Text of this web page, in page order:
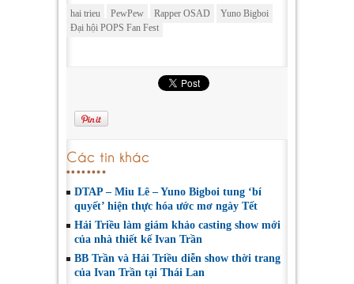
hai trieu PewPew Rapper OSAD
Yuno Bigboi
Đại hội POPS Fan Fest
Các tin khác
DTAP – Miu Lê – Yuno Bigboi tung ‘bí
quyết’ hiện thực hóa ước mơ ngày Tết
Hải Triều làm giám khảo casting show mới
của nhà thiết kế Ivan Trần
BB Trần và Hải Triều diễn show thời trang
của Ivan Trần tại Thái Lan